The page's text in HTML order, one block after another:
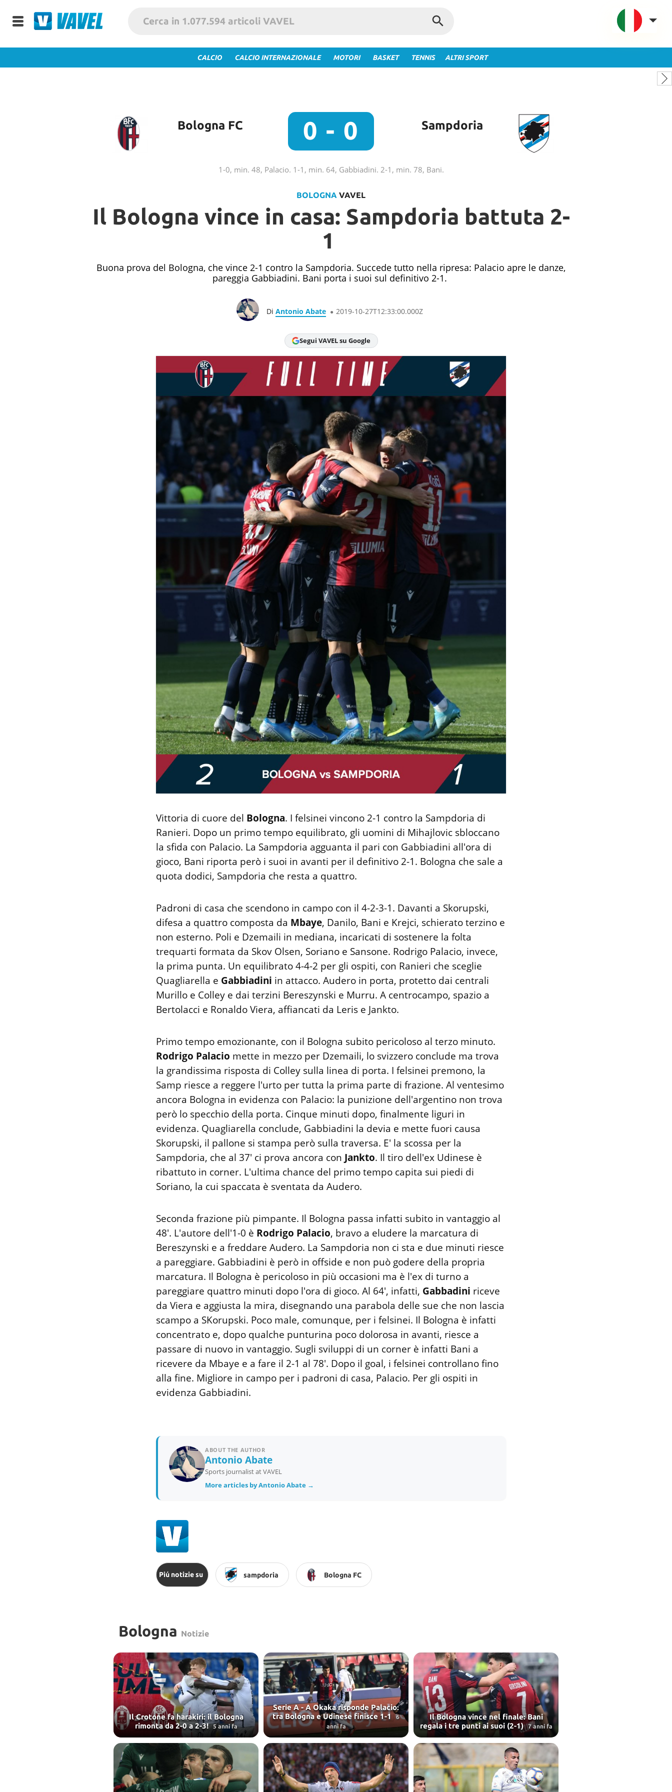
CALCIO CALCIO INTERNAZIONALE MOTORI BASKET TENNIS ALTRI SPORT
Bologna FC 0 - 0 Sampdoria
1-0, min. 48, Palacio. 1-1, min. 64, Gabbiadini. 2-1, min. 78, Bani.
BOLOGNA VAVEL
Il Bologna vince in casa: Sampdoria battuta 2-
1
Buona prova del Bologna, che vince 2-1 contro la Sampdoria. Succede tutto nella ripresa: Palacio apre le danze,
pareggia Gabbiadini. Bani porta i suoi sul definitivo 2-1.
Di Antonio Abate 2019-10-27T12:33:00.000Z
Segui VAVEL su Google
Vittoria di cuore del Bologna. I felsinei vincono 2-1 contro la Sampdoria di
Ranieri. Dopo un primo tempo equilibrato, gli uomini di Mihajlovic sbloccano
la sfida con Palacio. La Sampdoria agguanta il pari con Gabbiadini all'ora di
gioco, Bani riporta però i suoi in avanti per il definitivo 2-1. Bologna che sale a
quota dodici, Sampdoria che resta a quattro.
Padroni di casa che scendono in campo con il 4-2-3-1. Davanti a Skorupski,
difesa a quattro composta da Mbaye, Danilo, Bani e Krejci, schierato terzino e
non esterno. Poli e Dzemaili in mediana, incaricati di sostenere la folta
trequarti formata da Skov Olsen, Soriano e Sansone. Rodrigo Palacio, invece,
la prima punta. Un equilibrato 4-4-2 per gli ospiti, con Ranieri che sceglie
Quagliarella e Gabbiadini in attacco. Audero in porta, protetto dai centrali
Murillo e Colley e dai terzini Bereszynski e Murru. A centrocampo, spazio a
Bertolacci e Ronaldo Viera, affiancati da Leris e Jankto.
Primo tempo emozionante, con il Bologna subito pericoloso al terzo minuto.
Rodrigo Palacio mette in mezzo per Dzemaili, lo svizzero conclude ma trova
la grandissima risposta di Colley sulla linea di porta. I felsinei premono, la
Samp riesce a reggere l'urto per tutta la prima parte di frazione. Al ventesimo
ancora Bologna in evidenza con Palacio: la punizione dell'argentino non trova
però lo specchio della porta. Cinque minuti dopo, finalmente liguri in
evidenza. Quagliarella conclude, Gabbiadini la devia e mette fuori causa
Skorupski, il pallone si stampa però sulla traversa. E' la scossa per la
Sampdoria, che al 37' ci prova ancora con Jankto. Il tiro dell'ex Udinese è
ribattuto in corner. L'ultima chance del primo tempo capita sui piedi di
Soriano, la cui spaccata è sventata da Audero.
Seconda frazione più pimpante. Il Bologna passa infatti subito in vantaggio al
48'. L'autore dell'1-0 è Rodrigo Palacio, bravo a eludere la marcatura di
Bereszynski e a freddare Audero. La Sampdoria non ci sta e due minuti riesce
a pareggiare. Gabbiadini è però in offside e non può godere della propria
marcatura. Il Bologna è pericoloso in più occasioni ma è l'ex di turno a
pareggiare quattro minuti dopo l'ora di gioco. Al 64', infatti, Gabbadini riceve
da Viera e aggiusta la mira, disegnando una parabola delle sue che non lascia
scampo a SKorupski. Poco male, comunque, per i felsinei. Il Bologna è infatti
concentrato e, dopo qualche punturina poco dolorosa in avanti, riesce a
passare di nuovo in vantaggio. Sugli sviluppi di un corner è infatti Bani a
ricevere da Mbaye e a fare il 2-1 al 78'. Dopo il goal, i felsinei controllano fino
alla fine. Migliore in campo per i padroni di casa, Palacio. Per gli ospiti in
evidenza Gabbiadini.
ABOUT THE AUTHOR
Antonio Abate
Sports journalist at VAVEL
More articles by Antonio Abate →
Piú notizie su sampdoria Bologna FC
Bologna Notizie
Il Crotone fa harakiri: il Bologna
rimonta da 2-0 a 2-3! 5 anni fa
Serie A - A Okaka risponde Palacio:
tra Bologna e Udinese finisce 1-1
6
anni fa
Il Bologna vince nel finale: Bani
regala i tre punti ai suoi (2-1) 7 anni fa